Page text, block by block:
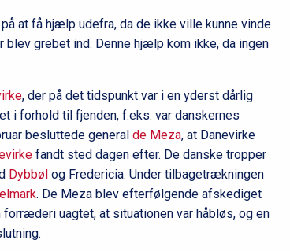
at få hjælp udefra, da de ikke ville kunne vinde
grebet ind. Denne hjælp kom ikke, da ingen
, der på det tidspunkt var i en yderst dårlig
i forhold til fjenden, f.eks. var danskernes
besluttede general de Meza, at Danevirke
fandt sted dagen efter. De danske tropper
Dybbøl og Fredericia. Under tilbagetrækningen
. De Meza blev efterfølgende afskediget
uagtet, at situationen var håbløs, og en